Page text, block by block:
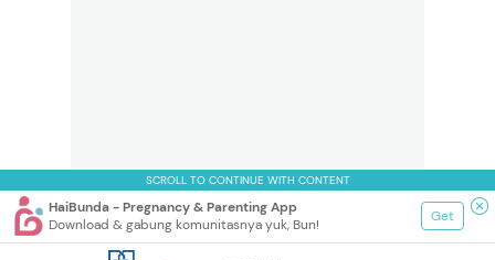
SCROLL TO CONTINUE WITH CONTENT
HaiBunda - Pregnancy & Parenting App
Download & gabung komunitasnya yuk, Bun!
Get